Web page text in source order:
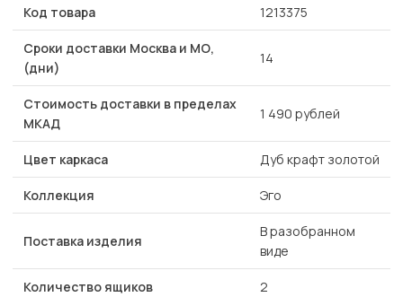
Код товара 1213375
Сроки доставки Москва и МО,
(дни)
14
Стоимость доставки в пределах
МКАД
1 490 рублей
Цвет каркаса Дуб крафт золотой
Коллекция Эго
Поставка изделия
В разобранном
виде
Количество ящиков 2